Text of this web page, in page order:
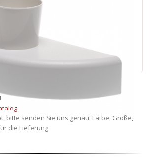
bitte senden Sie uns genau: Farbe, Größe,
die Lieferung.